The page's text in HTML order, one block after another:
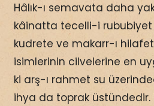
Hâlık-ı semavata daha
kâinatta tecelli-i
kudrete ve makarr-ı
isimlerinin cilvelerine en
ki arş-ı rahmet su
ihya da toprak üstündedir.